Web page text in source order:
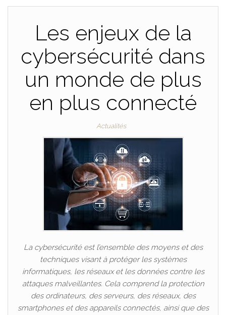
Les enjeux de la
cybersécurité dans
un monde de plus
en plus connecté
Actualités
La cybersécurité est l’ensemble des moyens et des
techniques visant à protéger les systèmes
informatiques, les réseaux et les données contre les
attaques malveillantes. Cela comprend la protection
des ordinateurs, des serveurs, des réseaux, des
smartphones et des appareils connectés, ainsi que des